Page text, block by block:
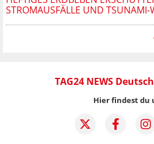
STROMAUSFÄLLE UND TSUNAMI-
TAG24 NEWS
Hier findest du